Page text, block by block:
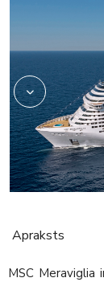
Apraksts
MSC Meraviglia